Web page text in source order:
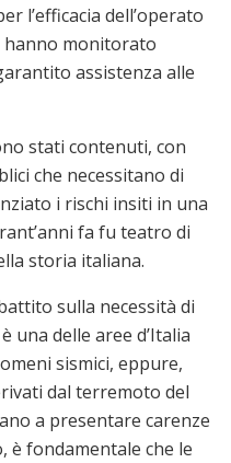
l’efficacia dell’operato
hanno monitorato
assistenza alle
stati contenuti, con
che necessitano di
i rischi insiti in una
fa fu teatro di
storia italiana.
sulla necessità di
una delle aree d’Italia
sismici, eppure,
dal terremoto del
a presentare carenze
fondamentale che le